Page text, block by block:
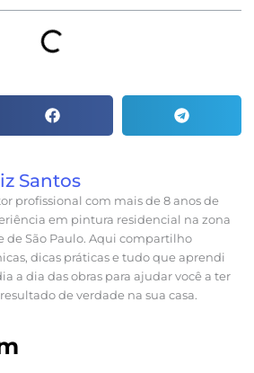
Santos
profissional com mais de 8 anos de
em pintura residencial na zona
de São Paulo. Aqui compartilho
dicas práticas e tudo que aprendi
a dia das obras para ajudar você a ter
de verdade na sua casa.